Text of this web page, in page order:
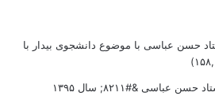
حسن عباسی با موضوع دانشجوی بیدار با
&#۸۲۱۱; سال ۱۳۹۵